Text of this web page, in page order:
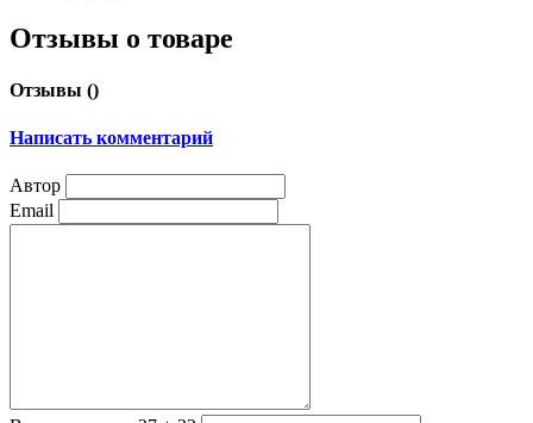
Отзывы о товаре
Отзывы ()
Написать комментарий
Автор
Email